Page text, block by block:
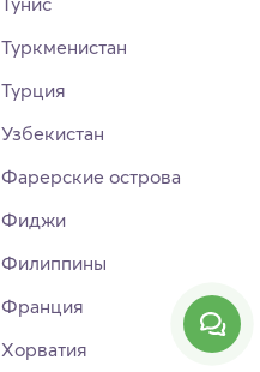
Туркменистан
Турция
Узбекистан
Фарерские острова
Фиджи
Филиппины
Франция
Хорватия